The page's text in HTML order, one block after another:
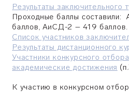
Результаты заключительного
Проходные баллы составили:
баллов,АиСД-2 – 419 баллов.
Список участников
Результаты дистанционного
Участники конкурсного
академические достижения
К участию в конкурсном